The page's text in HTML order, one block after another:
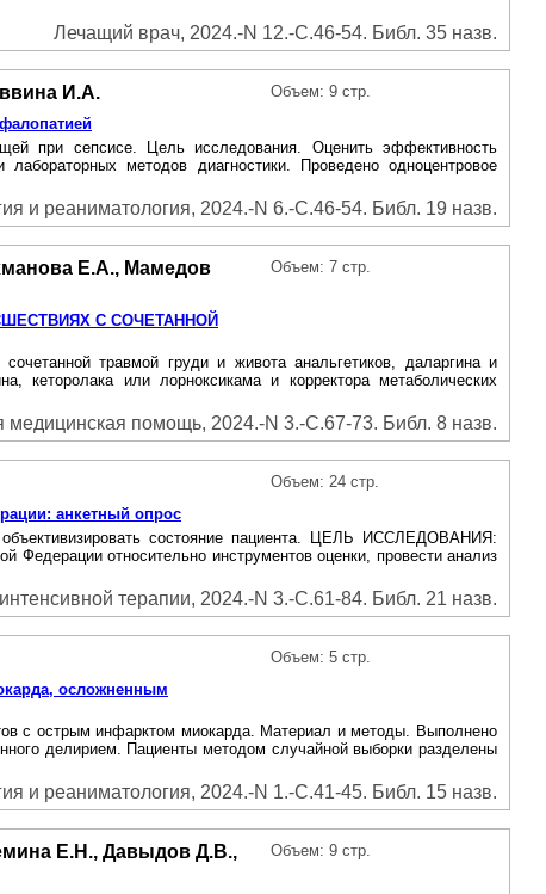
Лечащий врач, 2024.-N 12.-С.46-54. Библ. 35 назв.
И.А. Объем: 9 стр.
при сепсисе. Цель исследования. Оценить эффективность
методов диагностики. Проведено одноцентровое
и реаниматология, 2024.-N 6.-С.46-54. Библ. 19 назв.
Е.А., Мамедов
C СОЧЕТАННОЙ
Объем: 7 стр.
травмой груди и живота анальгетиков, даларгина и
кеторолака или лорноксикама и корректора метаболических
медицинская помощь, 2024.-N 3.-С.67-73. Библ. 8 назв.
анкетный опрос
Объем: 24 стр.
состояние пациента. ЦЕЛЬ ИССЛЕДОВАНИЯ:
Федерации относительно инструментов оценки, провести анализ
терапии, 2024.-N 3.-С.61-84. Библ. 21 назв.
осложненным
Объем: 5 стр.
с острым инфарктом миокарда. Материал и методы. Выполнено
делирием. Пациенты методом случайной выборки разделены
и реаниматология, 2024.-N 1.-С.41-45. Библ. 15 назв.
Е.Н., Давыдов Д.В.,
Объем: 9 стр.